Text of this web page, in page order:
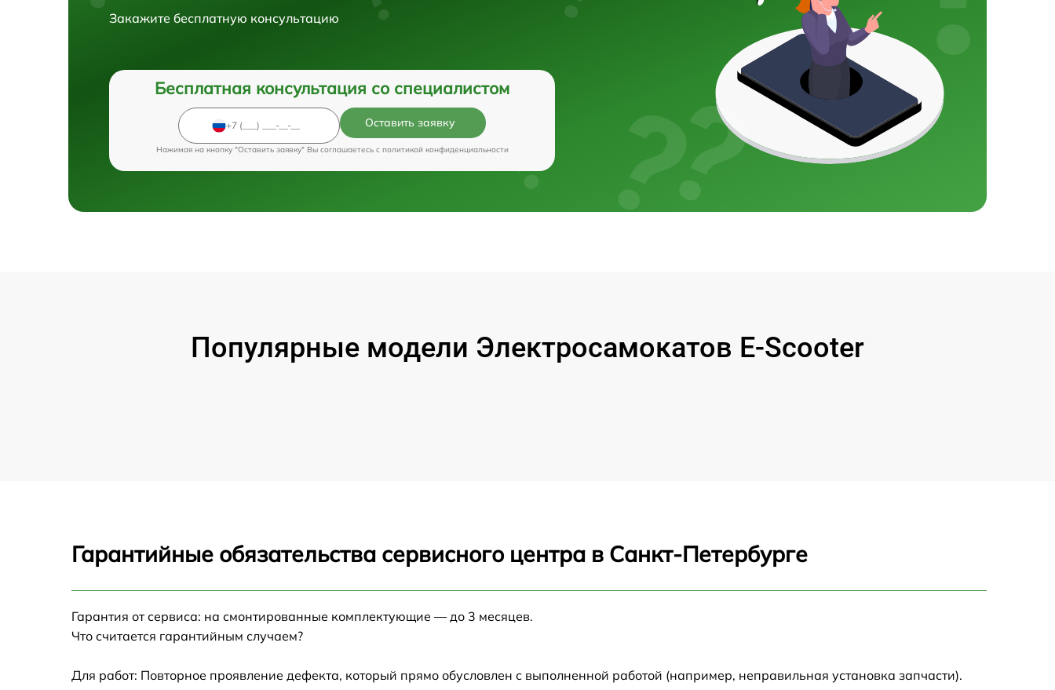
Закажите бесплатную консультацию
Бесплатная консультация со специалистом
Оставить заявку
Нажимая на кнопку "Оставить заявку" Вы соглашаетесь c политикой конфиденциальности
Популярные модели Электросамокатов E-Scooter
Гарантийные обязательства сервисного центра в Санкт-Петербурге
Гарантия от сервиса: на смонтированные комплектующие — до 3 месяцев.
Что считается гарантийным случаем?
Для работ: Повторное проявление дефекта, который прямо обусловлен с выполненной работой (например, неправильная установка запчасти).